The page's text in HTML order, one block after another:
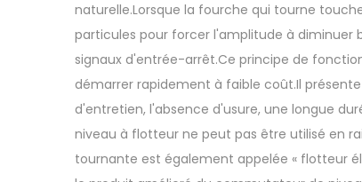
naturelle.Lorsque la fourche qui tourne
particules pour forcer l'amplitude à
signaux d'entrée-arrêt.Ce principe de
démarrer rapidement à faible coût.Il
d'entretien, l'absence d'usure, une longue
niveau à flotteur ne peut pas être utilisé en
tournante est également appelée « flotteur